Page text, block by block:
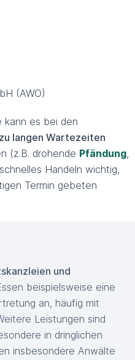
(AWO)
kann es bei den
zu langen Wartezeiten
(z.B. drohende Pfändung,
Handeln wichtig,
Termin gebeten
und
beispielsweise eine
an, häufig mit
Leistungen sind
in dringlichen
insbesondere Anwälte